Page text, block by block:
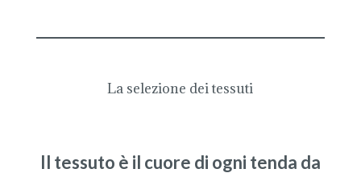
La selezione dei tessuti
Il tessuto è il cuore di ogni tenda da